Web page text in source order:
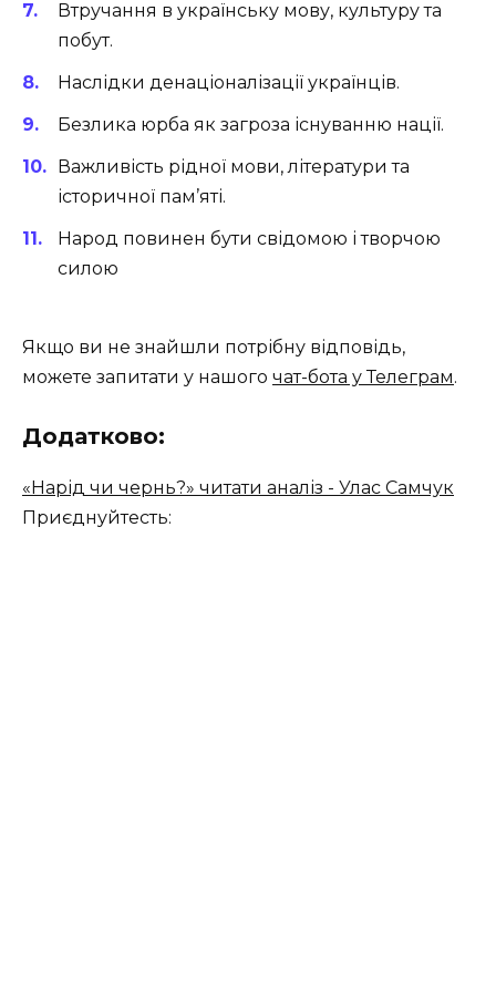
Втручання в українську мову, культуру та
побут.
Наслідки денаціоналізації українців.
Безлика юрба як загроза існуванню нації.
Важливість рідної мови, літератури та
історичної пам’яті.
Народ повинен бути свідомою і творчою
силою
Якщо ви не знайшли потрібну відповідь,
можете запитати у нашого чат-бота у Телеграм.
Додатково:
«Нарід чи чернь?» читати аналіз - Улас Самчук
Приєднуйтесть: